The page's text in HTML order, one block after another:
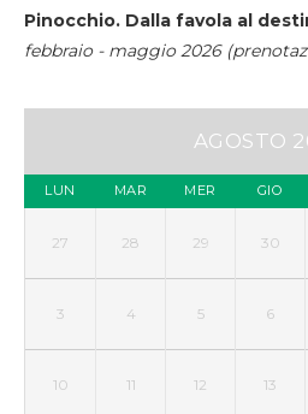
Pinocchio. Dalla favola al
febbraio - maggio 2026
AGOSTO
LUN MAR MER GIO
27 28 29 30
3 4 5 6
10 11 12 13